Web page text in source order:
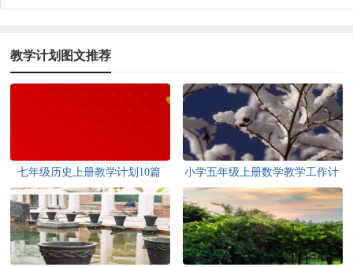
教学计划图文推荐
七年级历史上册教学计划10篇
小学五年级上册数学教学工作计
划